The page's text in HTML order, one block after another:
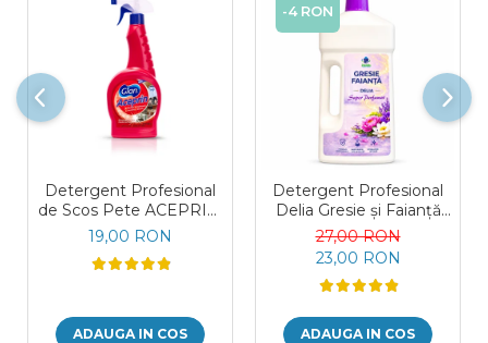
Detergent Profesional
de Scos Pete ACEPRIN,
750 ml
19,00 RON
ADAUGA IN COS
-4 RON
Detergent Profesional
Delia Gresie și Faianță
Super Parfumat 1L
27,00 RON
23,00 RON
ADAUGA IN COS